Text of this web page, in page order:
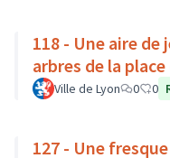
118 - Une aire de
arbres de la
Ville de Lyon 0 0
127 - Une